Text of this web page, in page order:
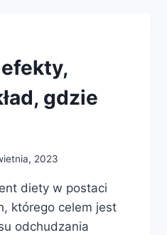
KUPIĆ?
gdzie
2023
diety w postaci
którego celem jest
odchudzania